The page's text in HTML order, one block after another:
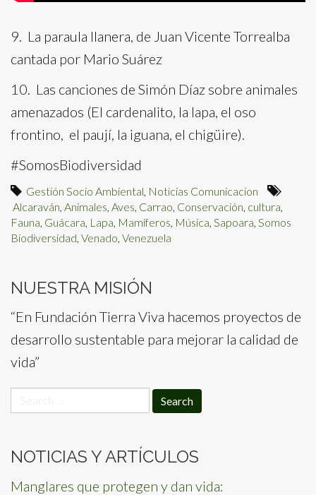
9. La paraula llanera, de Juan Vicente Torrealba
cantada por Mario Suárez
10. Las canciones de Simón Díaz sobre animales
amenazados (El cardenalito, la lapa, el oso
frontino, el paují, la iguana, el chigüire).
#SomosBiodiversidad
Gestión Socio Ambiental, Noticias Comunicacion
Alcaraván, Animales, Aves, Carrao, Conservación, cultura,
Fauna, Guácara, Lapa, Mamíferos, Música, Sapoara, Somos
Biodiversidad, Venado, Venezuela
NUESTRA MISIÓN
“En Fundación Tierra Viva hacemos proyectos de
desarrollo sustentable para mejorar la calidad de
vida”
for:
NOTICIAS Y ARTÍCULOS
Manglares que protegen y dan vida: